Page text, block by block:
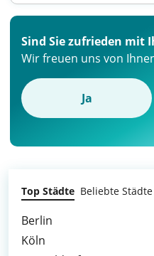
Sind Sie zufrieden mit
Wir freuen uns von
Ja
Top Städte Beliebte Städte
Berlin
Köln